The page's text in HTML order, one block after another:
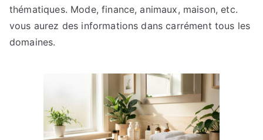
thématiques. Mode, finance, animaux, maison, etc.
vous aurez des informations dans carrément tous les
domaines.